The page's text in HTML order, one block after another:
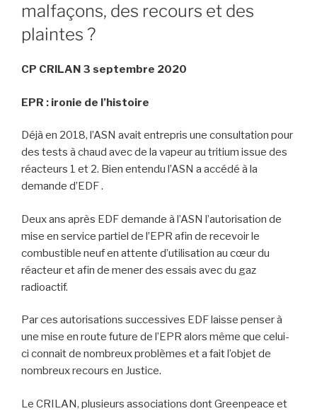
malfaçons, des recours et des
plaintes ?
CP CRILAN 3 septembre 2020
EPR : ironie de l’histoire
Déjà en 2018, l’ASN avait entrepris une consultation pour
des tests à chaud avec de la vapeur au tritium issue des
réacteurs 1 et 2. Bien entendu l’ASN a accédé à la
demande d’EDF .
Deux ans après EDF demande à l’ASN l’autorisation de
mise en service partiel de l’EPR afin de recevoir le
combustible neuf en attente d’utilisation au cœur du
réacteur et afin de mener des essais avec du gaz
radioactif.
Par ces autorisations successives EDF laisse penser à
une mise en route future de l’EPR alors même que celui-
ci connait de nombreux problèmes et a fait l’objet de
nombreux recours en Justice.
Le CRILAN, plusieurs associations dont Greenpeace et